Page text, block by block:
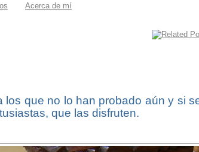
Acerca de mí
los que no lo han probado aún y si
que las disfruten.